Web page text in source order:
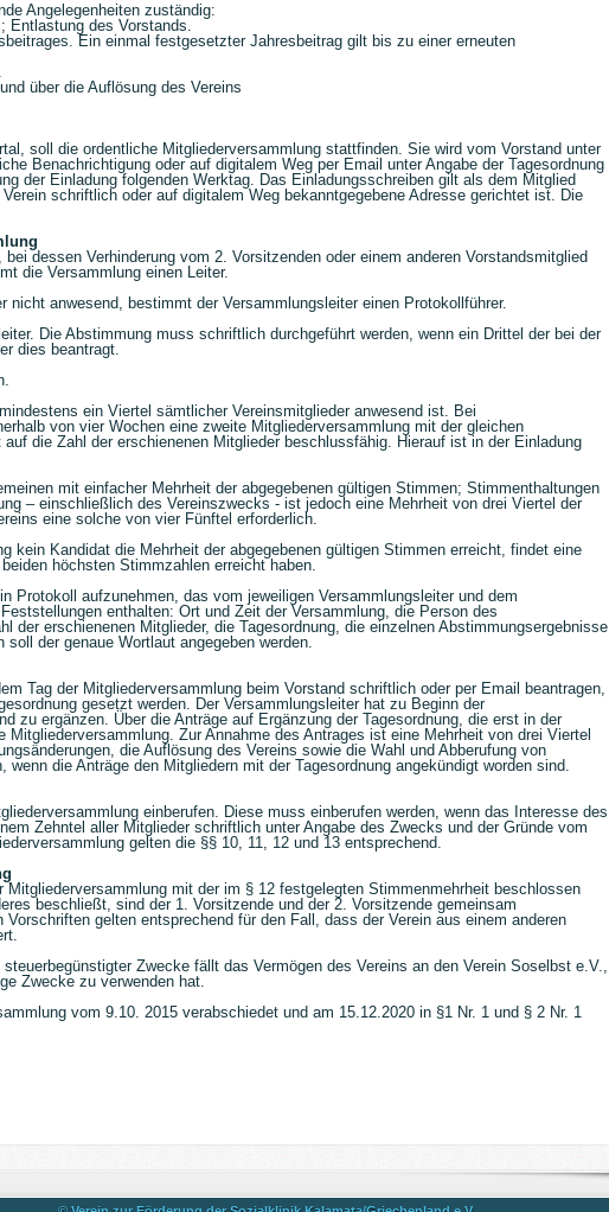
Angelegenheiten zuständig:
Entlastung des Vorstands.
Ein einmal festgesetzter Jahresbeitrag gilt bis zu einer erneuten
über die Auflösung des Vereins
soll die ordentliche Mitgliederversammlung stattfinden. Sie wird vom Vorstand unter
Benachrichtigung oder auf digitalem Weg per Email unter Angabe der Tagesordnung
der Einladung folgenden Werktag. Das Einladungsschreiben gilt als dem Mitglied
schriftlich oder auf digitalem Weg bekanntgegebene Adresse gerichtet ist. Die
dessen Verhinderung vom 2. Vorsitzenden oder einem anderen Vorstandsmitglied
die Versammlung einen Leiter.
anwesend, bestimmt der Versammlungsleiter einen Protokollführer.
Die Abstimmung muss schriftlich durchgeführt werden, wenn ein Drittel der bei der
dies beantragt.
ein Viertel sämtlicher Vereinsmitglieder anwesend ist. Bei
von vier Wochen eine zweite Mitgliederversammlung mit der gleichen
die Zahl der erschienenen Mitglieder beschlussfähig. Hierauf ist in der Einladung
mit einfacher Mehrheit der abgegebenen gültigen Stimmen; Stimmenthaltungen
– einschließlich des Vereinszwecks - ist jedoch eine Mehrheit von drei Viertel der
eine solche von vier Fünftel erforderlich.
kein Kandidat die Mehrheit der abgegebenen gültigen Stimmen erreicht, findet eine
höchsten Stimmzahlen erreicht haben.
Protokoll aufzunehmen, das vom jeweiligen Versammlungsleiter und dem
enthalten: Ort und Zeit der Versammlung, die Person des
der erschienenen Mitglieder, die Tagesordnung, die einzelnen Abstimmungsergebnisse
der genaue Wortlaut angegeben werden.
Tag der Mitgliederversammlung beim Vorstand schriftlich oder per Email beantragen,
gesetzt werden. Der Versammlungsleiter hat zu Beginn der
zu ergänzen. Über die Anträge auf Ergänzung der Tagesordnung, die erst in der
Zur Annahme des Antrages ist eine Mehrheit von drei Viertel
die Auflösung des Vereins sowie die Wahl und Abberufung von
die Anträge den Mitgliedern mit der Tagesordnung angekündigt worden sind.
einberufen. Diese muss einberufen werden, wenn das Interesse des
Zehntel aller Mitglieder schriftlich unter Angabe des Zwecks und der Gründe vom
gelten die §§ 10, 11, 12 und 13 entsprechend.
Mitgliederversammlung mit der im § 12 festgelegten Stimmenmehrheit beschlossen
beschließt, sind der 1. Vorsitzende und der 2. Vorsitzende gemeinsam
gelten entsprechend für den Fall, dass der Verein aus einem anderen
Zwecke fällt das Vermögen des Vereins an den Verein Soselbst e.V.,
Zwecke zu verwenden hat.
vom 9.10. 2015 verabschiedet und am 15.12.2020 in §1 Nr. 1 und § 2 Nr. 1